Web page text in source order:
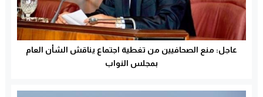
عاجل: منع الصحافيين من تغطية اجتماع يناقش الشأن العام
بمجلس النواب